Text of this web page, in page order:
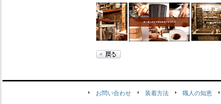
お問い合わせ 装着方法 職人の知恵